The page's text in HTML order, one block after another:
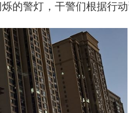
的警灯，干警们根据行